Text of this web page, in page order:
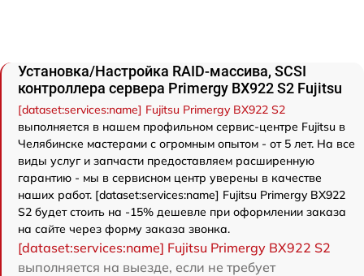
Установка/Настройка RAID-массива, SCSI
контроллера сервера Primergy BX922 S2 Fujitsu
[dataset:services:name] Fujitsu Primergy BX922 S2
выполняется в нашем профильном сервис-центре Fujitsu в
Челябинске мастерами с огромным опытом - от 5 лет. На все
виды услуг и запчасти предоставляем расширенную
гарантию - мы в сервисном центр уверены в качестве
наших работ. [dataset:services:name] Fujitsu Primergy BX922
S2 будет стоить на -15% дешевле при оформлении заказа
на сайте через форму заказа звонка.
[dataset:services:name] Fujitsu Primergy BX922 S2
выполняется на выезде, если не требует